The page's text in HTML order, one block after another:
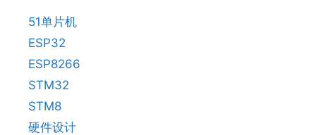
51单片机
ESP32
ESP8266
STM32
STM8
硬件设计